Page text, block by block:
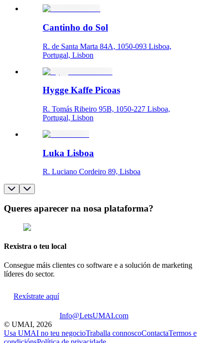
Cantinho do Sol
R. de Santa Marta 84A, 1050-093 Lisboa,
Portugal, Lisbon
Hygge Kaffe Picoas
R. Tomás Ribeiro 95B, 1050-227 Lisboa,
Portugal, Lisbon
Luka Lisboa
R. Luciano Cordeiro 89, Lisboa
Queres aparecer na nosa plataforma?
Rexistra o teu local
Consegue máis clientes co software e a solución de marketing
líderes do sector.
Rexístrate aquí
Info@LetsUMAI.com
© UMAI, 2026
Usa UMAI no teu negocioTraballa connoscoContactaTermos e